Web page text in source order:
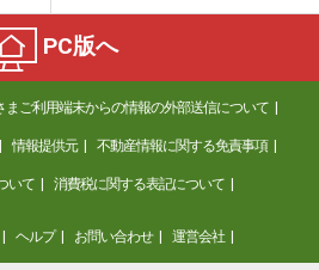
PC版へ
まご利用端末からの情報の外部送信について
情報提供元 不動産情報に関する免責事項
いて 消費税に関する表記について
ヘルプ お問い合わせ 運営会社